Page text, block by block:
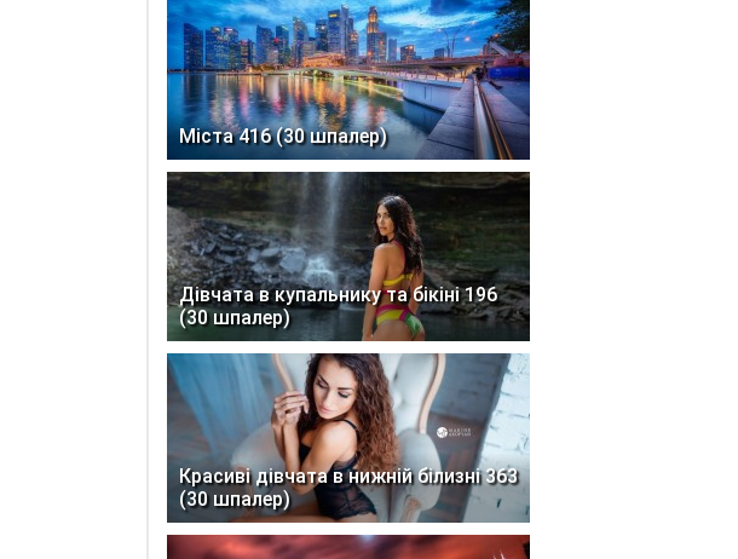
Міста 416 (30 шпалер)
Дівчата в купальнику та бікіні 196
(30 шпалер)
Красиві дівчата в нижній білизні 363
(30 шпалер)